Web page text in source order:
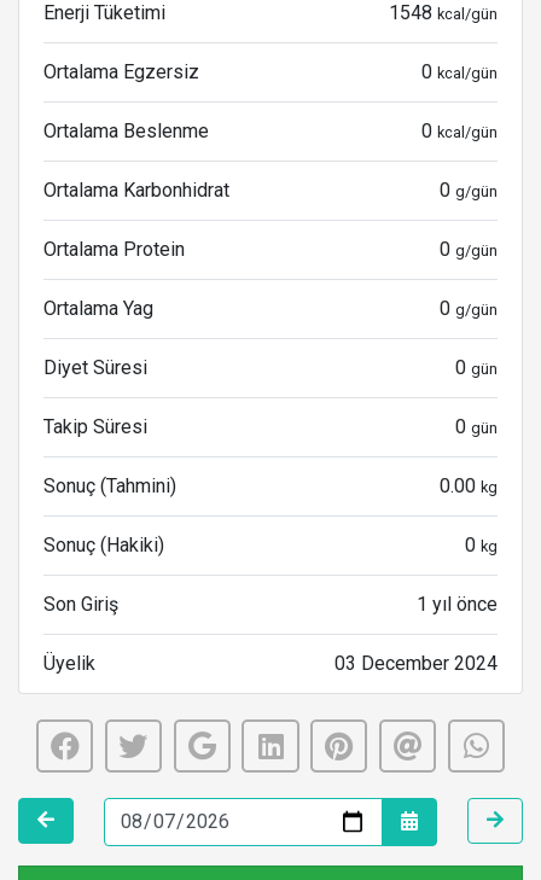
Enerji Tüketimi 1548 kcal/gün
Ortalama Egzersiz 0 kcal/gün
Ortalama Beslenme 0 kcal/gün
Ortalama Karbonhidrat 0 g/gün
Ortalama Protein 0 g/gün
Ortalama Yag 0 g/gün
Diyet Süresi 0 gün
Takip Süresi 0 gün
Sonuç (Tahmini) 0.00 kg
Sonuç (Hakiki) 0 kg
Son Giriş 1 yıl önce
Üyelik 03 December 2024